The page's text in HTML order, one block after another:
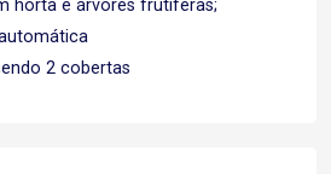
horta e árvores frutíferas;
2 cobertas